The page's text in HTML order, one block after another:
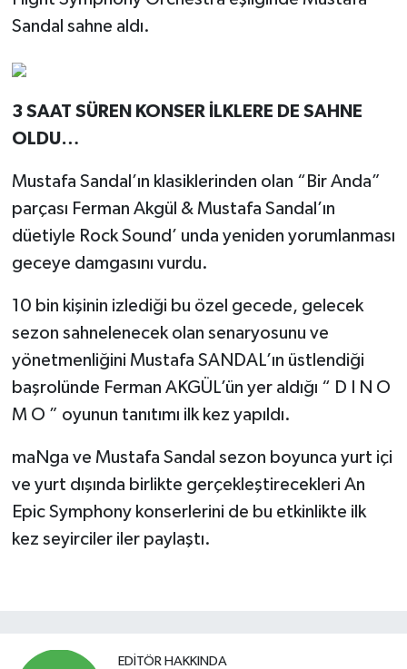
Sandal sahne aldı.
3 SAAT SÜREN KONSER İLKLERE DE SAHNE
OLDU…
Mustafa Sandal’ın klasiklerinden olan “Bir Anda”
parçası Ferman Akgül & Mustafa Sandal’ın
düetiyle Rock Sound’ unda yeniden yorumlanması
geceye damgasını vurdu.
10 bin kişinin izlediği bu özel gecede, gelecek
sezon sahnelenecek olan senaryosunu ve
yönetmenliğini Mustafa SANDAL’ın üstlendiği
başrolünde Ferman AKGÜL’ün yer aldığı “ D I N O
M O ” oyunun tanıtımı ilk kez yapıldı.
maNga ve Mustafa Sandal sezon boyunca yurt içi
ve yurt dışında birlikte gerçekleştirecekleri An
Epic Symphony konserlerini de bu etkinlikte ilk
kez seyirciler iler paylaştı.
EDITÖR HAKKINDA